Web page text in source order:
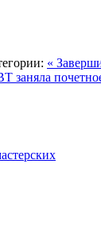
«
заняла